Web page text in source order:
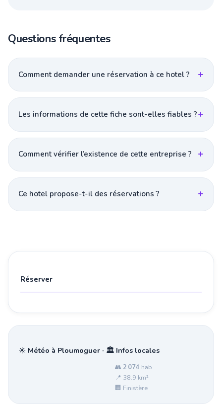
Questions fréquentes
Comment demander une réservation à ce hotel ?
Les informations de cette fiche sont-elles fiables ?
Comment vérifier l’existence de cette entreprise ?
Ce hotel propose-t-il des réservations ?
Réserver
☀️ Météo à Ploumoguer · 🏛️ Infos locales
👥 2 074 hab.
📍 38.9 km²
🏢 Finistère